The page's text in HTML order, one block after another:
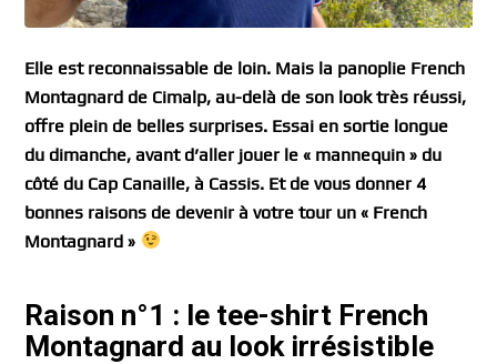
Elle est reconnaissable de loin. Mais la panoplie French
Montagnard de Cimalp, au-delà de son look très réussi,
offre plein de belles surprises. Essai en sortie longue
du dimanche, avant d’aller jouer le « mannequin » du
côté du Cap Canaille, à Cassis. Et de vous donner 4
bonnes raisons de devenir à votre tour un « French
Montagnard »
Raison n°1 : le tee-shirt French
Montagnard au look irrésistible